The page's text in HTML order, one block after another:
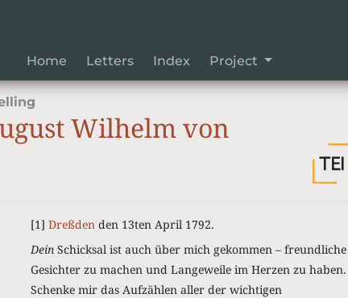
Home Letters Index Project
Wilhelm von
[1] Dreßdenden 13ten April 1792.
DeinSchicksal ist auch über mich gekommen – freundliche
Gesichter zu machen und Langeweile im Herzen zu haben.
Schenke mir das Aufzählen aller der wichtigen